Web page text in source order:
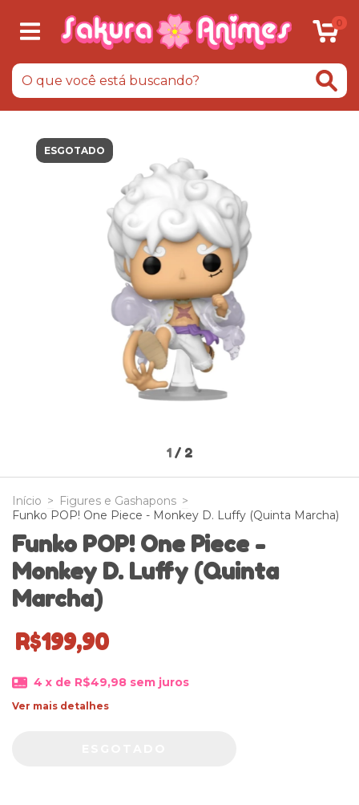
0
ESGOTADO
1 / 2
Início > Figures e Gashapons >
Funko POP! One Piece - Monkey D. Luffy (Quinta Marcha)
Funko POP! One Piece -
Monkey D. Luffy (Quinta
Marcha)
R$199,90
4 x de R$49,98 sem juros
Ver mais detalhes